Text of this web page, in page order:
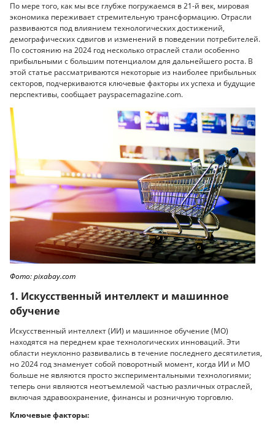
По мере того, как мы все глубже погружаемся в 21-й век, мировая
экономика переживает стремительную трансформацию. Отрасли
развиваются под влиянием технологических достижений,
демографических сдвигов и изменений в поведении потребителей.
По состоянию на 2024 год несколько отраслей стали особенно
прибыльными с большим потенциалом для дальнейшего роста. В
этой статье рассматриваются некоторые из наиболее прибыльных
секторов, подчеркиваются ключевые факторы их успеха и будущие
перспективы, сообщает payspacemagazine.com.
Фото: pixabay.com
1. Искусственный интеллект и машинное
обучение
Искусственный интеллект (ИИ) и машинное обучение (МО)
находятся на переднем крае технологических инноваций. Эти
области неуклонно развивались в течение последнего десятилетия,
но 2024 год знаменует собой поворотный момент, когда ИИ и МО
больше не являются просто экспериментальными технологиями;
теперь они являются неотъемлемой частью различных отраслей,
включая здравоохранение, финансы и розничную торговлю.
Ключевые факторы: